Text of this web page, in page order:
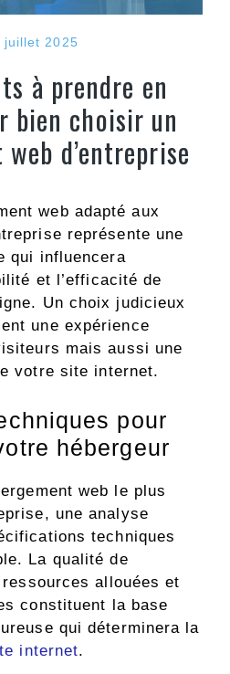
juillet 2025
à prendre en
bien choisir un
d’entreprise
web adapté aux
représente une
qui influencera
et l’efficacité de
Un choix judicieux
une expérience
mais aussi une
votre site internet.
pour
hébergeur
web le plus
une analyse
techniques
La qualité de
allouées et
constituent la base
qui déterminera la
internet.